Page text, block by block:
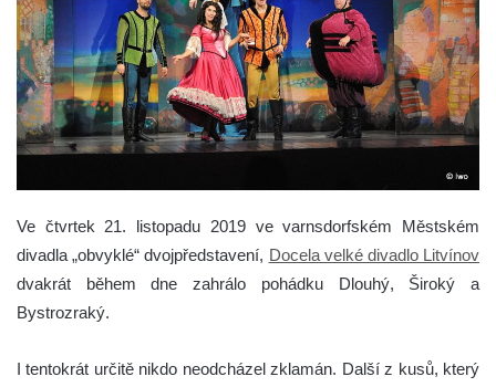
Ve čtvrtek 21. listopadu 2019 ve varnsdorfském Městském
divadla „obvyklé“ dvojpředstavení, Docela velké divadlo Litvínov
dvakrát během dne zahrálo pohádku Dlouhý, Široký a
Bystrozraký.
I tentokrát určitě nikdo neodcházel zklamán. Další z kusů, který